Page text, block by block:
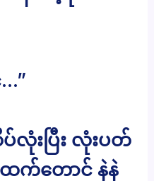
းပြီး လုံးပတ်
တောင် နဲနဲ